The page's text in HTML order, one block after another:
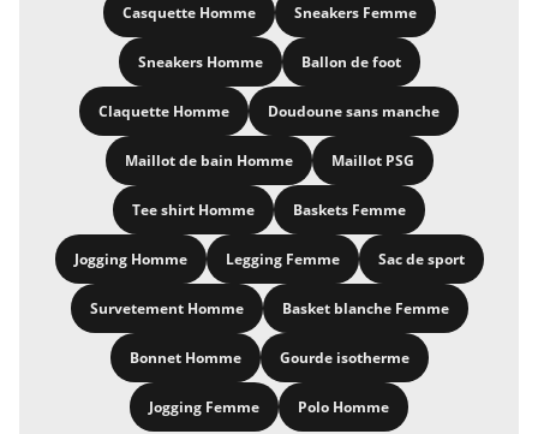
Casquette Homme Sneakers Femme
Sneakers Homme Ballon de foot
Claquette Homme Doudoune sans manche
Maillot de bain Homme Maillot PSG
Tee shirt Homme Baskets Femme
Jogging Homme Legging Femme Sac de sport
Survetement Homme Basket blanche Femme
Bonnet Homme Gourde isotherme
Jogging Femme Polo Homme